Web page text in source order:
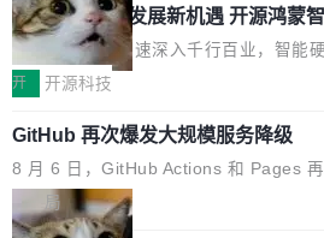
高了。全域营销服务商的竞争正在从规模
度,案例厚度、全域覆盖、多线协同...
或造假。问题是，作为读者，如果你筛选
看起来最令人兴奋的论文，那它们大部分
度宣传的。」 这才是真正的痛点。不是
都有问题，是最吸引眼球的那批论文最有
他引用的帖子来自 Mathew Shen，一位
026 的读者：「看了篇 ...
的早期工程师之一，在 Grok 训练基础设
工作过。近日他在 X 上发了一条帖子，
认为现代 AI 领域最重要的三个开源项目
理由很具体。FA 系列不需要解释，但
认为最重要的一个——复杂度恰到好处，
驱动你去学 CuTe，但还没被那些"邪恶
er++ 优化所淹没，足够容易修改和适配
共商智能硬件发展新机遇 开源鸿蒙
硬件开发者日杭州站即将举行
随着万物智联加速深入千行百业，智能
单点设备迈向智能化、网联化、协同化发
鸿蒙通过统一技术底座和分布式能力，为
型智能设备的开发、连接与互联提供关键
也为产业链企业探索产品创新与商业增长
的空间。 8月14日，开源鸿蒙智能硬件开
开 开源科技
GitHub 再次爆发大规模服务降级
8 月 6 日，GitHub Actions 和 Pages 再
模服务降级，Actions 完全不可用超过 5
webhook 停发，连自托管 runner 也因
局